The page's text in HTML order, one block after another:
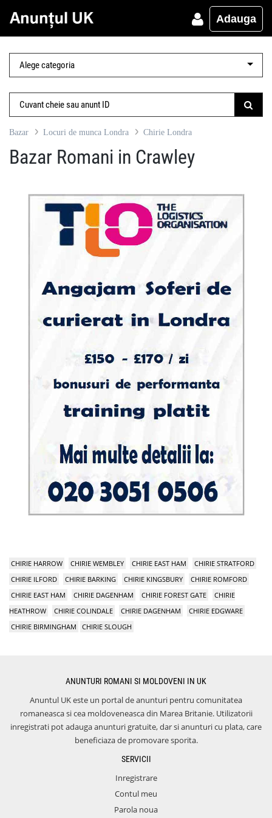
Adauga
Bazar Locuri de munca Londra Chirie Londra
Bazar Romani in Crawley
CHIRIE HARROW CHIRIE WEMBLEY CHIRIE EAST HAM
CHIRIE STRATFORD
CHIRIE ILFORD
CHIRIE BARKING CHIRIE KINGSBURY
CHIRIE ROMFORD
CHIRIE EAST HAM
CHIRIE DAGENHAM CHIRIE FOREST GATE
CHIRIE
HEATHROW
CHIRIE COLINDALE CHIRIE DAGENHAM
CHIRIE EDGWARE
CHIRIE BIRMINGHAM
CHIRIE SLOUGH
ANUNTURI ROMANI SI MOLDOVENI IN UK
Anuntul UK este un portal de anunturi pentru comunitatea
romaneasca si cea moldoveneasca din Marea Britanie. Utilizatorii
inregistrati pot adauga anunturi gratuite, dar si anunturi cu plata, care
beneficiaza de promovare sporita.
SERVICII
Inregistrare
Contul meu
Parola noua